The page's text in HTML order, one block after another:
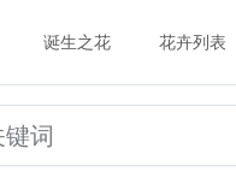
诞生之花 花卉列表